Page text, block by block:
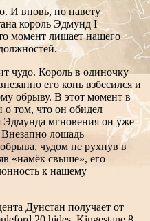
И вновь, по навету
король Эдмунд I
момент лишает нашего
чудо. Король в одиночку
его конь взбесился и
обрыву. В этот момент в
о том, что он обидел
Эдмунда мгновения он уже
Внезапно лошадь
чудом не рухнув в
«намёк свыше», его
к нашему
Дунстан получает от